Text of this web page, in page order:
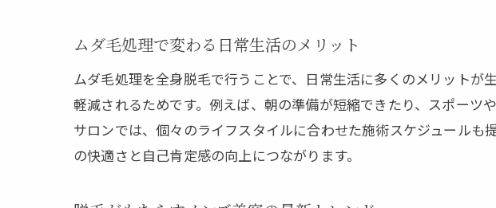
ムダ毛処理で変わる日常生活のメリット
ムダ毛処理を全身脱毛で行うことで、日常生活に多くのメリット
軽減されるためです。例えば、朝の準備が短縮できたり、スポー
サロンでは、個々のライフスタイルに合わせた施術スケジュール
の快適さと自己肯定感の向上につながります。